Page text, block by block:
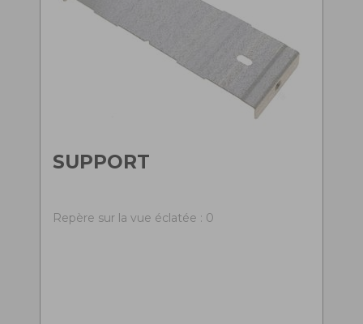
SUPPORT
Repère sur la vue éclatée : 0